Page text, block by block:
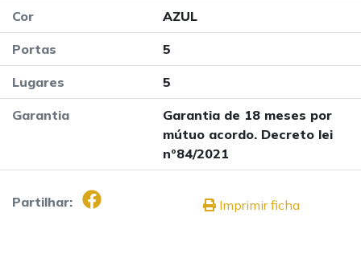
Cor AZUL
Portas 5
Lugares 5
Garantia
Garantia de 18 meses por
mútuo acordo. Decreto lei
nº84/2021
Partilhar: Imprimir ficha